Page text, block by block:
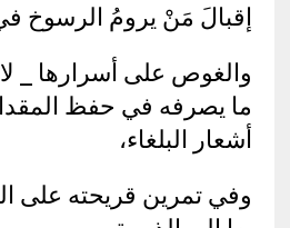
إقبالَ مَنْ يرومُ الرسوخ
والغوص على أسرارها _
ما يصرفه في حفظ
أشعار البلغاء،
وفي تمرين قريحته على